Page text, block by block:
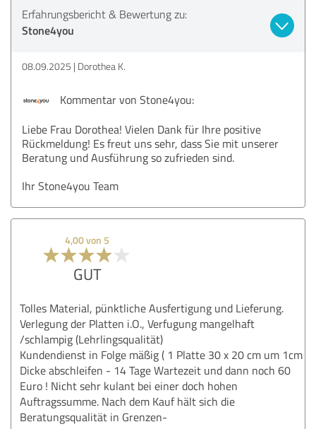
Erfahrungsbericht & Bewertung zu:
Stone4you
08.09.2025 Dorothea K.
Kommentar von Stone4you:
Liebe Frau Dorothea! Vielen Dank für Ihre positive
Rückmeldung! Es freut uns sehr, dass Sie mit unserer
Beratung und Ausführung so zufrieden sind.
Ihr Stone4you Team
4,00 von 5
GUT
Tolles Material, pünktliche Ausfertigung und Lieferung.
Verlegung der Platten i.O., Verfugung mangelhaft
/schlampig (Lehrlingsqualität)
Kundendienst in Folge mäßig ( 1 Platte 30 x 20 cm um 1cm
Dicke abschleifen - 14 Tage Wartezeit und dann noch 60
Euro ! Nicht sehr kulant bei einer doch hohen
Auftragssumme. Nach dem Kauf hält sich die
Beratungsqualität in Grenzen-